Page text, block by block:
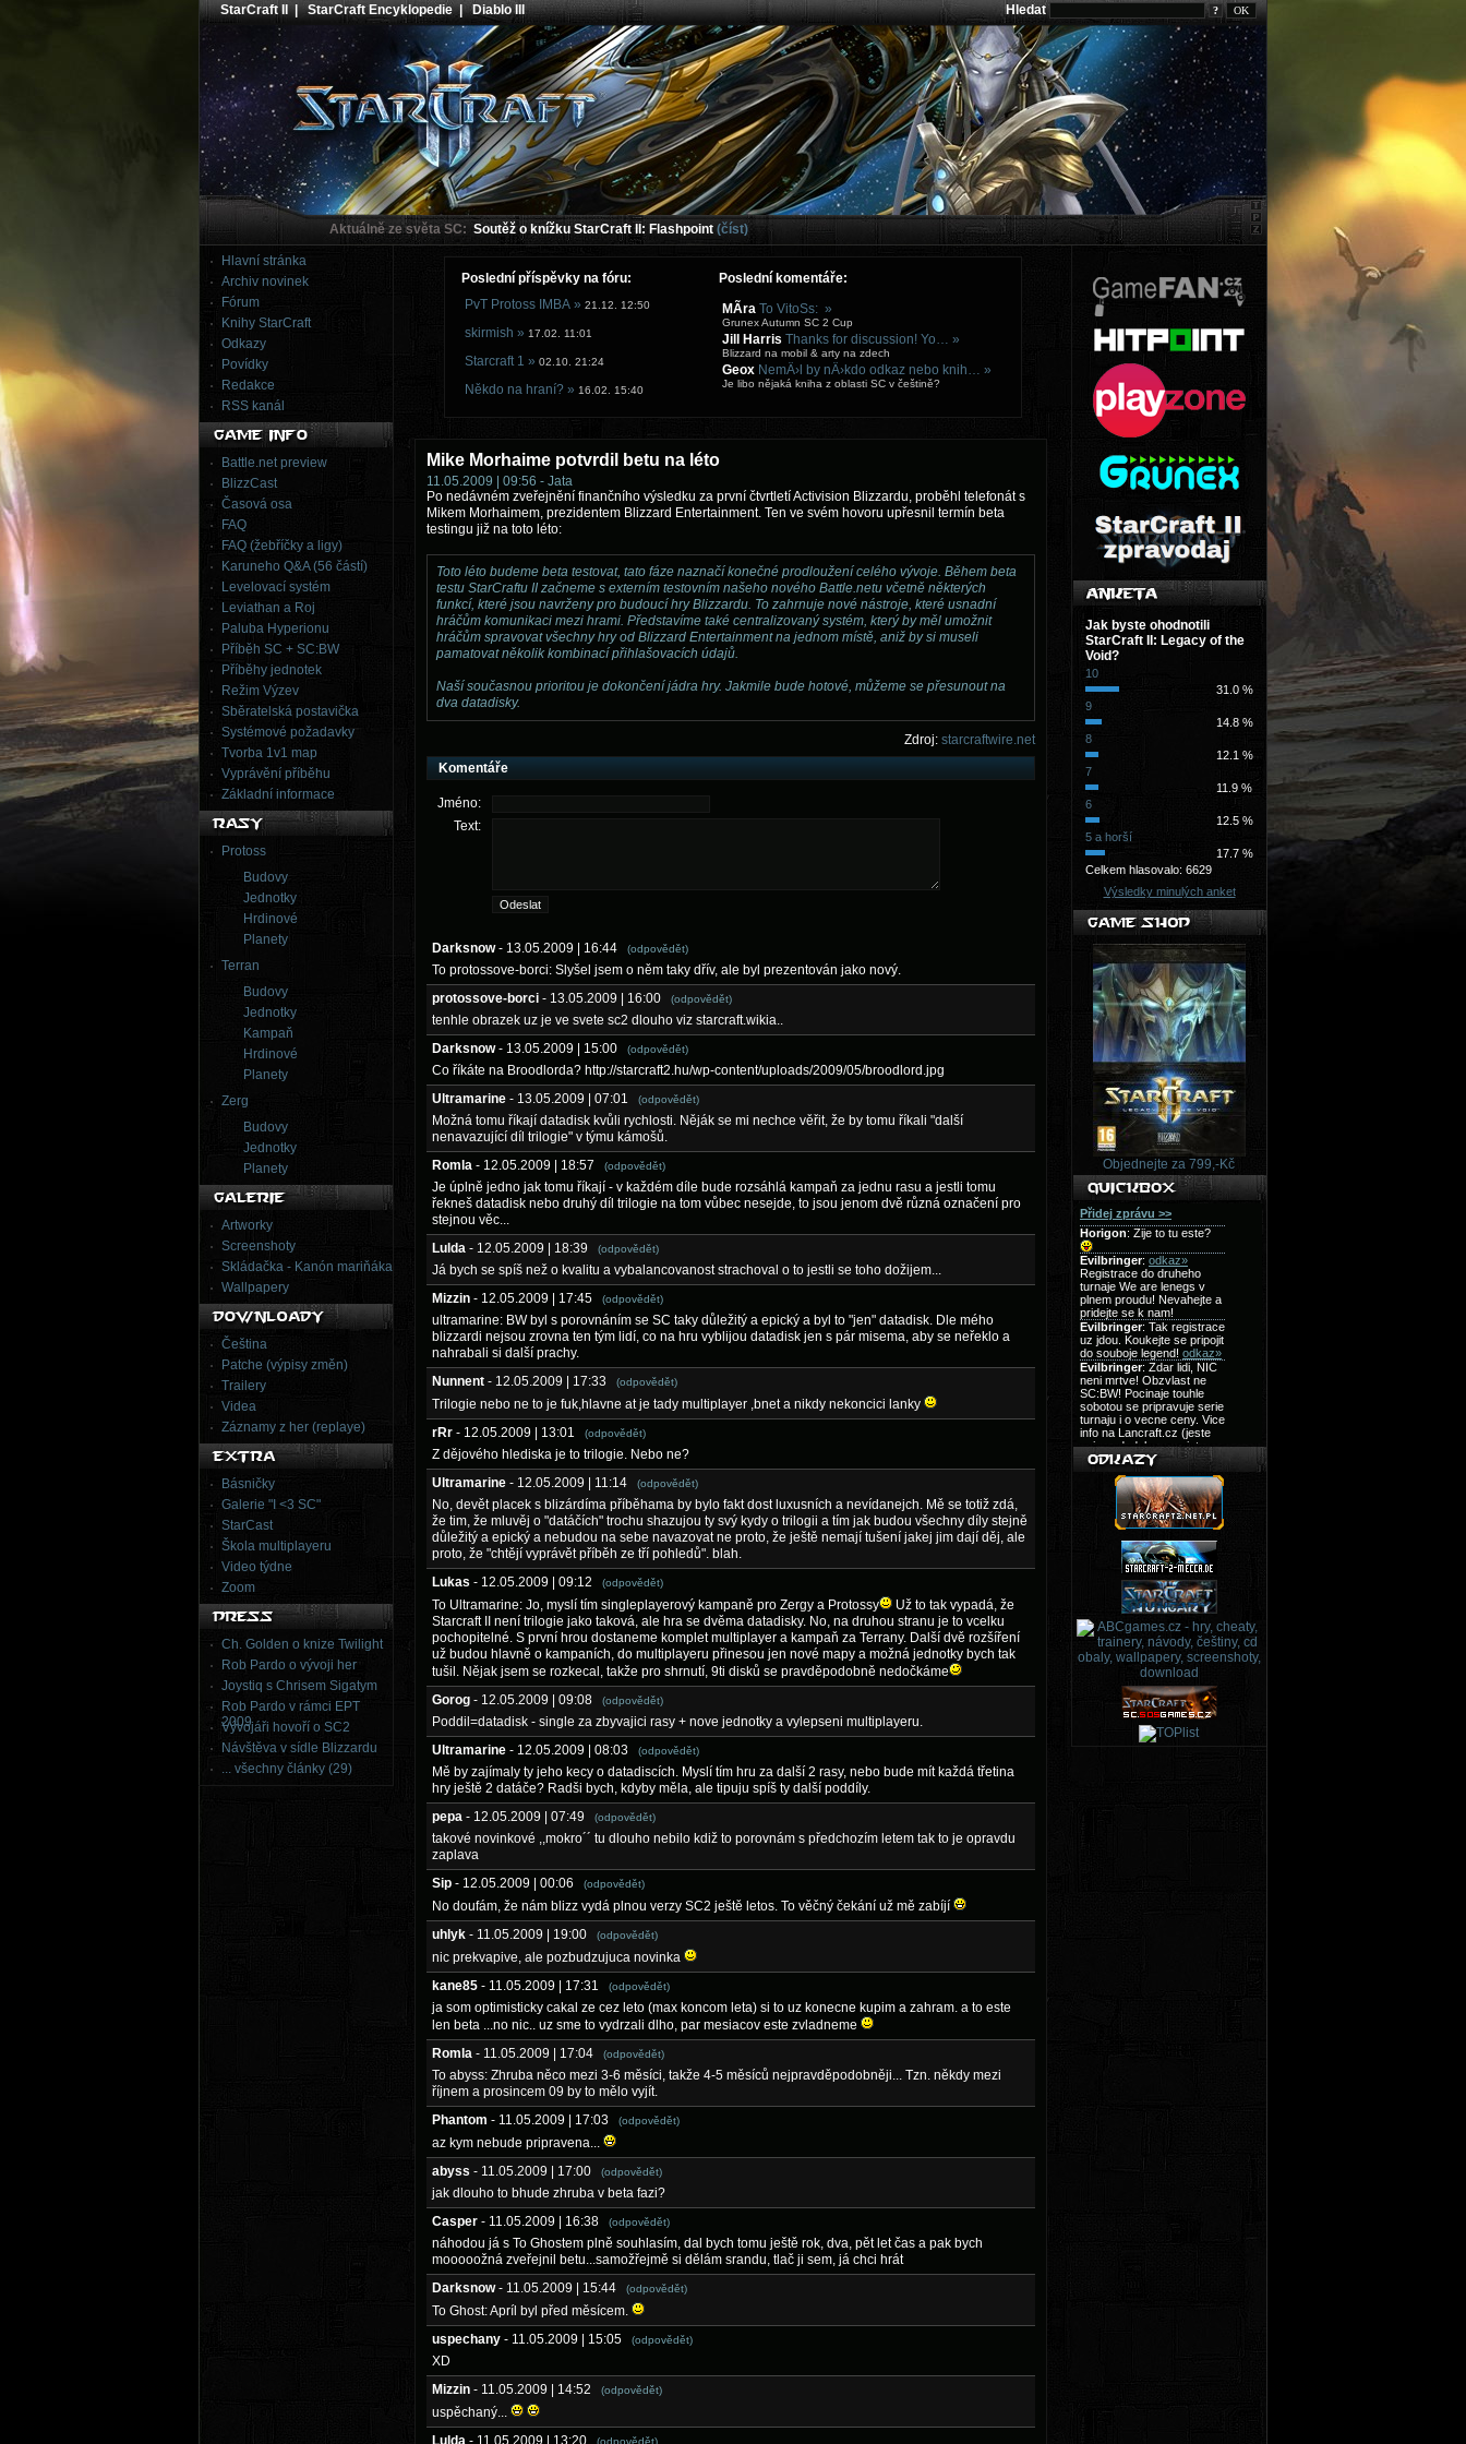
StarCraft II |StarCraft Encyklopedie|Diablo III Hledat ?
Aktuálně ze světa SC: Soutěž o knížku StarCraft II: Flashpoint (číst)
Hlavní stránka
Archiv novinek
Fórum
Knihy StarCraft
Odkazy
Povídky
Redakce
RSS kanál
Battle.net preview
BlizzCast
Časová osa
FAQ
FAQ (žebříčky a ligy)
Karuneho Q&A (56 částí)
Levelovací systém
Leviathan a Roj
Paluba Hyperionu
Příběh SC + SC:BW
Příběhy jednotek
Režim Výzev
Sběratelská postavička
Systémové požadavky
Tvorba 1v1 map
Vyprávění příběhu
Základní informace
Protoss
Budovy
Jednotky
Hrdinové
Planety
Terran
Budovy
Jednotky
Kampaň
Hrdinové
Planety
Zerg
Budovy
Jednotky
Planety
Artworky
Screenshoty
Skládačka - Kanón mariňáka
Wallpapery
Čeština
Patche (výpisy změn)
Trailery
Videa
Záznamy z her (replaye)
Básničky
Galerie "I <3 SC"
StarCast
Škola multiplayeru
Video týdne
Zoom
Ch. Golden o knize Twilight
Rob Pardo o vývoji her
Joystiq s Chrisem Sigatym
Rob Pardo v rámci EPT
2009
Vývojáři hovoří o SC2
Návštěva v sídle Blizzardu
... všechny články (29)
Poslední příspěvky na fóru:
Poslední komentáře:
PvT Protoss IMBA » 21.12. 12:50
skirmish » 17.02. 11:01
Starcraft 1 » 02.10. 21:24
Někdo na hraní? » 16.02. 15:40
MÃ­ra To VitoSs: »
Grunex Autumn SC 2 Cup
Jill Harris Thanks for discussion! Yo… »
Blizzard na mobil & arty na zdech
Geox NemÄ›l by nÄ›kdo odkaz nebo knih… »
Je libo nějaká kniha z oblasti SC v češtině?
Mike Morhaime potvrdil betu na léto
11.05.2009 | 09:56 - Jata
Po nedávném zveřejnění finančního výsledku za první čtvrtletí Activision Blizzardu, proběhl telefonát s
Mikem Morhaimem, prezidentem Blizzard Entertainment. Ten ve svém hovoru upřesnil termín beta
testingu již na toto léto:
Toto léto budeme beta testovat, tato fáze naznačí konečné prodloužení celého vývoje. Během beta
testu StarCraftu II začneme s externím testovním našeho nového Battle.netu včetně některých
funkcí, které jsou navrženy pro budoucí hry Blizzardu. To zahrnuje nové nástroje, které usnadní
hráčům komunikaci mezi hrami. Představíme také centralizovaný systém, který by měl umožnit
hráčům spravovat všechny hry od Blizzard Entertainment na jednom místě, aniž by si museli
pamatovat několik kombinací přihlašovacích údajů.
Naší současnou prioritou je dokončení jádra hry. Jakmile bude hotové, můžeme se přesunout na
dva datadisky.
Zdroj: starcraftwire.net
Komentáře
Jméno:
Text:
Darksnow - 13.05.2009 | 16:44 (odpovědět)
To protossove-borci: Slyšel jsem o něm taky dřív, ale byl prezentován jako nový.
protossove-borci - 13.05.2009 | 16:00 (odpovědět)
tenhle obrazek uz je ve svete sc2 dlouho viz starcraft.wikia..
Darksnow - 13.05.2009 | 15:00 (odpovědět)
Co říkáte na Broodlorda? http://starcraft2.hu/wp-content/uploads/2009/05/broodlord.jpg
Ultramarine - 13.05.2009 | 07:01 (odpovědět)
Možná tomu říkají datadisk kvůli rychlosti. Něják se mi nechce věřit, že by tomu říkali "další
nenavazující díl trilogie" v týmu kámošů.
Romla - 12.05.2009 | 18:57 (odpovědět)
Je úplně jedno jak tomu říkají - v každém díle bude rozsáhlá kampaň za jednu rasu a jestli tomu
řekneš datadisk nebo druhý díl trilogie na tom vůbec nesejde, to jsou jenom dvě různá označení pro
stejnou věc...
Lulda - 12.05.2009 | 18:39 (odpovědět)
Já bych se spíš než o kvalitu a vybalancovanost strachoval o to jestli se toho dožijem...
Mizzin - 12.05.2009 | 17:45 (odpovědět)
ultramarine: BW byl s porovnáním se SC taky důležitý a epický a byl to "jen" datadisk. Dle mého
blizzardi nejsou zrovna ten tým lidí, co na hru vyblijou datadisk jen s pár misema, aby se neřeklo a
nahrabali si další prachy.
Nunnent - 12.05.2009 | 17:33 (odpovědět)
Trilogie nebo ne to je fuk,hlavne at je tady multiplayer ,bnet a nikdy nekoncici lanky
rRr - 12.05.2009 | 13:01 (odpovědět)
Z dějového hlediska je to trilogie. Nebo ne?
Ultramarine - 12.05.2009 | 11:14 (odpovědět)
No, devět placek s blizárdíma příběhama by bylo fakt dost luxusních a nevídanejch. Mě se totiž zdá,
že tim, že mluvěj o "datáčích" trochu shazujou ty svý kydy o trilogii a tím jak budou všechny díly stejně
důležitý a epický a nebudou na sebe navazovat ne proto, že ještě nemají tušení jakej jim dají děj, ale
proto, že "chtějí vyprávět příběh ze tří pohledů". blah.
Lukas - 12.05.2009 | 09:12 (odpovědět)
To Ultramarine: Jo, myslí tím singleplayerový kampaně pro Zergy a Protossy
Už to tak vypadá, že
Starcraft II není trilogie jako taková, ale hra se dvěma datadisky. No, na druhou stranu je to vcelku
pochopitelné. S první hrou dostaneme komplet multiplayer a kampaň za Terrany. Další dvě rozšíření
už budou hlavně o kampaních, do multiplayeru přinesou jen nové mapy a možná jednotky bych tak
tušil. Nějak jsem se rozkecal, takže pro shrnutí, 9ti disků se pravděpodobně nedočkáme
Gorog - 12.05.2009 | 09:08 (odpovědět)
Poddil=datadisk - single za zbyvajici rasy + nove jednotky a vylepseni multiplayeru.
Ultramarine - 12.05.2009 | 08:03 (odpovědět)
Mě by zajímaly ty jeho kecy o datadiscích. Myslí tím hru za další 2 rasy, nebo bude mít každá třetina
hry ještě 2 datáče? Radši bych, kdyby měla, ale tipuju spíš ty další poddíly.
pepa - 12.05.2009 | 07:49 (odpovědět)
takové novinkové ,,mokro´´ tu dlouho nebilo kdiž to porovnám s předchozím letem tak to je opravdu
zaplava
Sip - 12.05.2009 | 00:06 (odpovědět)
No doufám, že nám blizz vydá plnou verzy SC2 ještě letos. To věčný čekání už mě zabíjí
uhlyk - 11.05.2009 | 19:00 (odpovědět)
nic prekvapive, ale pozbudzujuca novinka
kane85 - 11.05.2009 | 17:31 (odpovědět)
ja som optimisticky cakal ze cez leto (max koncom leta) si to uz konecne kupim a zahram. a to este
len beta ...no nic.. uz sme to vydrzali dlho, par mesiacov este zvladneme
Romla - 11.05.2009 | 17:04 (odpovědět)
To abyss: Zhruba něco mezi 3-6 měsíci, takže 4-5 měsíců nejpravděpodobněji... Tzn. někdy mezi
říjnem a prosincem 09 by to mělo vyjít.
Phantom - 11.05.2009 | 17:03 (odpovědět)
az kym nebude pripravena...
abyss - 11.05.2009 | 17:00 (odpovědět)
jak dlouho to bhude zhruba v beta fazi?
Casper - 11.05.2009 | 16:38 (odpovědět)
náhodou já s To Ghostem plně souhlasím, dal bych tomu ještě rok, dva, pět let čas a pak bych
mooooožná zveřejnil betu...samožřejmě si dělám srandu, tlač ji sem, já chci hrát
Darksnow - 11.05.2009 | 15:44 (odpovědět)
To Ghost: Apríl byl před měsícem.
uspechany - 11.05.2009 | 15:05 (odpovědět)
XD
Mizzin - 11.05.2009 | 14:52 (odpovědět)
uspěchaný...
Lulda - 11.05.2009 | 13:20 (odpovědět)
Jak byste ohodnotili
StarCraft II: Legacy of the
Void?
10
31.0 %
9
14.8 %
8
12.1 %
7
11.9 %
6
12.5 %
5 a horší
17.7 %
Celkem hlasovalo: 6629
Výsledky minulých anket
Objednejte za 799,-Kč